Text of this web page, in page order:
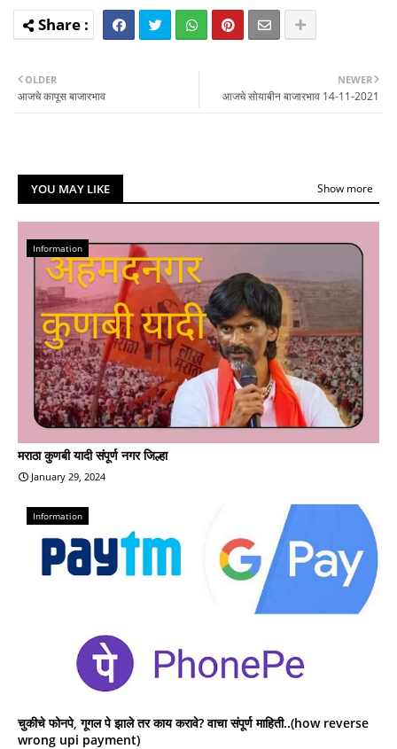
NEWER
आजचे सोयाबीन बाजारभाव 14-11-2021
OLDER
आजचे कापूस बाजारभाव
YOU MAY LIKE Show more
Information
मराठा कुणबी यादी संपूर्ण नगर जिल्हा
January 29, 2024
Information
चुकीचे फोनपे, गूगल पे झाले तर काय करावे? वाचा संपूर्ण माहिती..(how reverse
wrong upi payment)